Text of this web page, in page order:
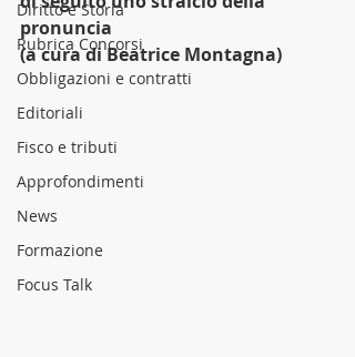
Diritto e Storia
Rubrica Concorsi
Obbligazioni e contratti
Editoriali
Fisco e tributi
Approfondimenti
News
Formazione
Focus Talk
pronuncia
(a cura di Beatrice Montagna)